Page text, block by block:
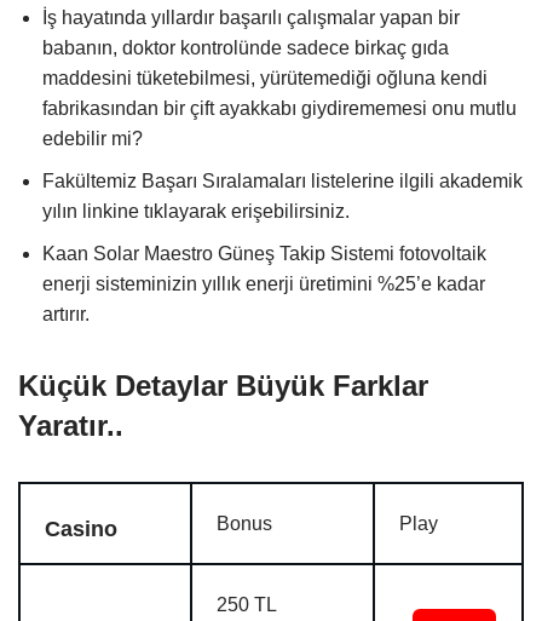
İş hayatında yıllardır başarılı çalışmalar yapan bir
babanın, doktor kontrolünde sadece birkaç gıda
maddesini tüketebilmesi, yürütemediği oğluna kendi
fabrikasından bir çift ayakkabı giydirememesi onu mutlu
edebilir mi?
Fakültemiz Başarı Sıralamaları listelerine ilgili akademik
yılın linkine tıklayarak erişebilirsiniz.
Kaan Solar Maestro Güneş Takip Sistemi fotovoltaik
enerji sisteminizin yıllık enerji üretimini %25’e kadar
artırır.
Küçük Detaylar Büyük Farklar
Yaratır..
Casino Bonus Play
250 TL